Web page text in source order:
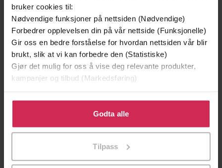
bruker cookies til:
Nødvendige funksjoner på nettsiden (Nødvendige)
Forbedrer opplevelsen din på vår nettside (Funksjonelle)
Gir oss en bedre forståelse for hvordan nettsiden vår blir
brukt, slik at vi kan forbedre den (Statistiske)
Gjør det mulig for oss å vise deg relevante produkter,
kampanjer og tilbud (Markedsføring)
Klikk på «Godta alle» for å gi oss ditt samtykke til å
bruke cookies for alle disse formålene. Du kan også
tilpasse ditt samtykke til spesifikke formål ved å klikke
Godta alle
Tilpass
Minnesota
Utskudd